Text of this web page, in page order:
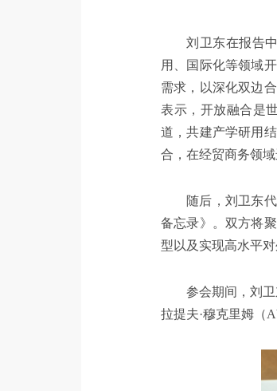
刘卫东在报告
用、国际化等领域
需求，以深化双边
表示，开放融合是
道，共建产学研用
合，在经贸商务领
随后，刘卫东
备忘录》。双方将
型以及实现高水平
参会期间，刘
拉提夫·穆克里姆（